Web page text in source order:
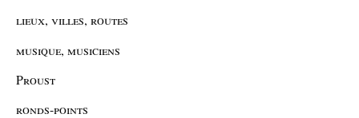
lieux, villes, routes
musique, musiciens
Proust
ronds-points